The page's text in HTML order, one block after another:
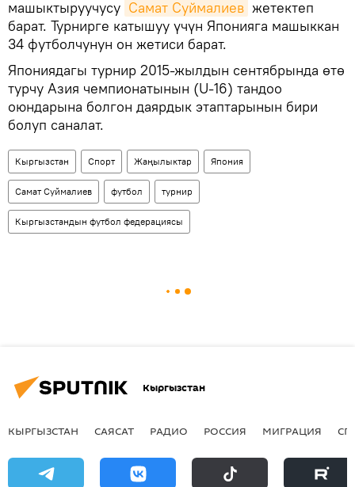
машыктыруучусу Самат Суймалиев жетектеп
барат. Турнирге катышуу үчүн Японияга машыккан
34 футболчунун он жетиси барат.
Япониядагы турнир 2015-жылдын сентябрында өтө
турчу Азия чемпионатынын (U-16) тандоо
оюндарына болгон даярдык этаптарынын бири
болуп саналат.
Кыргызстан Спорт Жаңылыктар Япония
Самат Суймалиев футбол турнир
Кыргызстандын футбол федерациясы
Кыргызстан
КЫРГЫЗСТАН САЯСАТ РАДИО РОССИЯ МИГРАЦИЯ